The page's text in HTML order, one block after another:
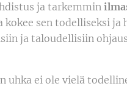
ja tarkemmin
sen todelliseksi ja
ja taloudellisiin
uhka ei ole vielä